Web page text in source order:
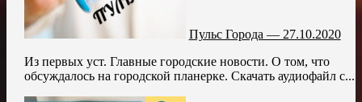
Пульс Города — 27.10.2020
Из первых уст. Главные городские новости. О том, что
обсуждалось на городской планерке. Скачать аудиофайл с...